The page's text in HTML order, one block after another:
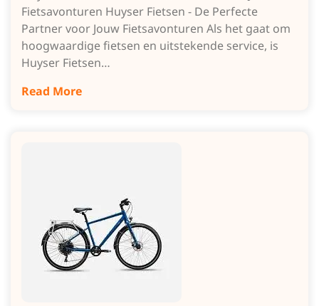
Fietsavonturen Huyser Fietsen - De Perfecte
Partner voor Jouw Fietsavonturen Als het gaat om
hoogwaardige fietsen en uitstekende service, is
Huyser Fietsen…
Read More